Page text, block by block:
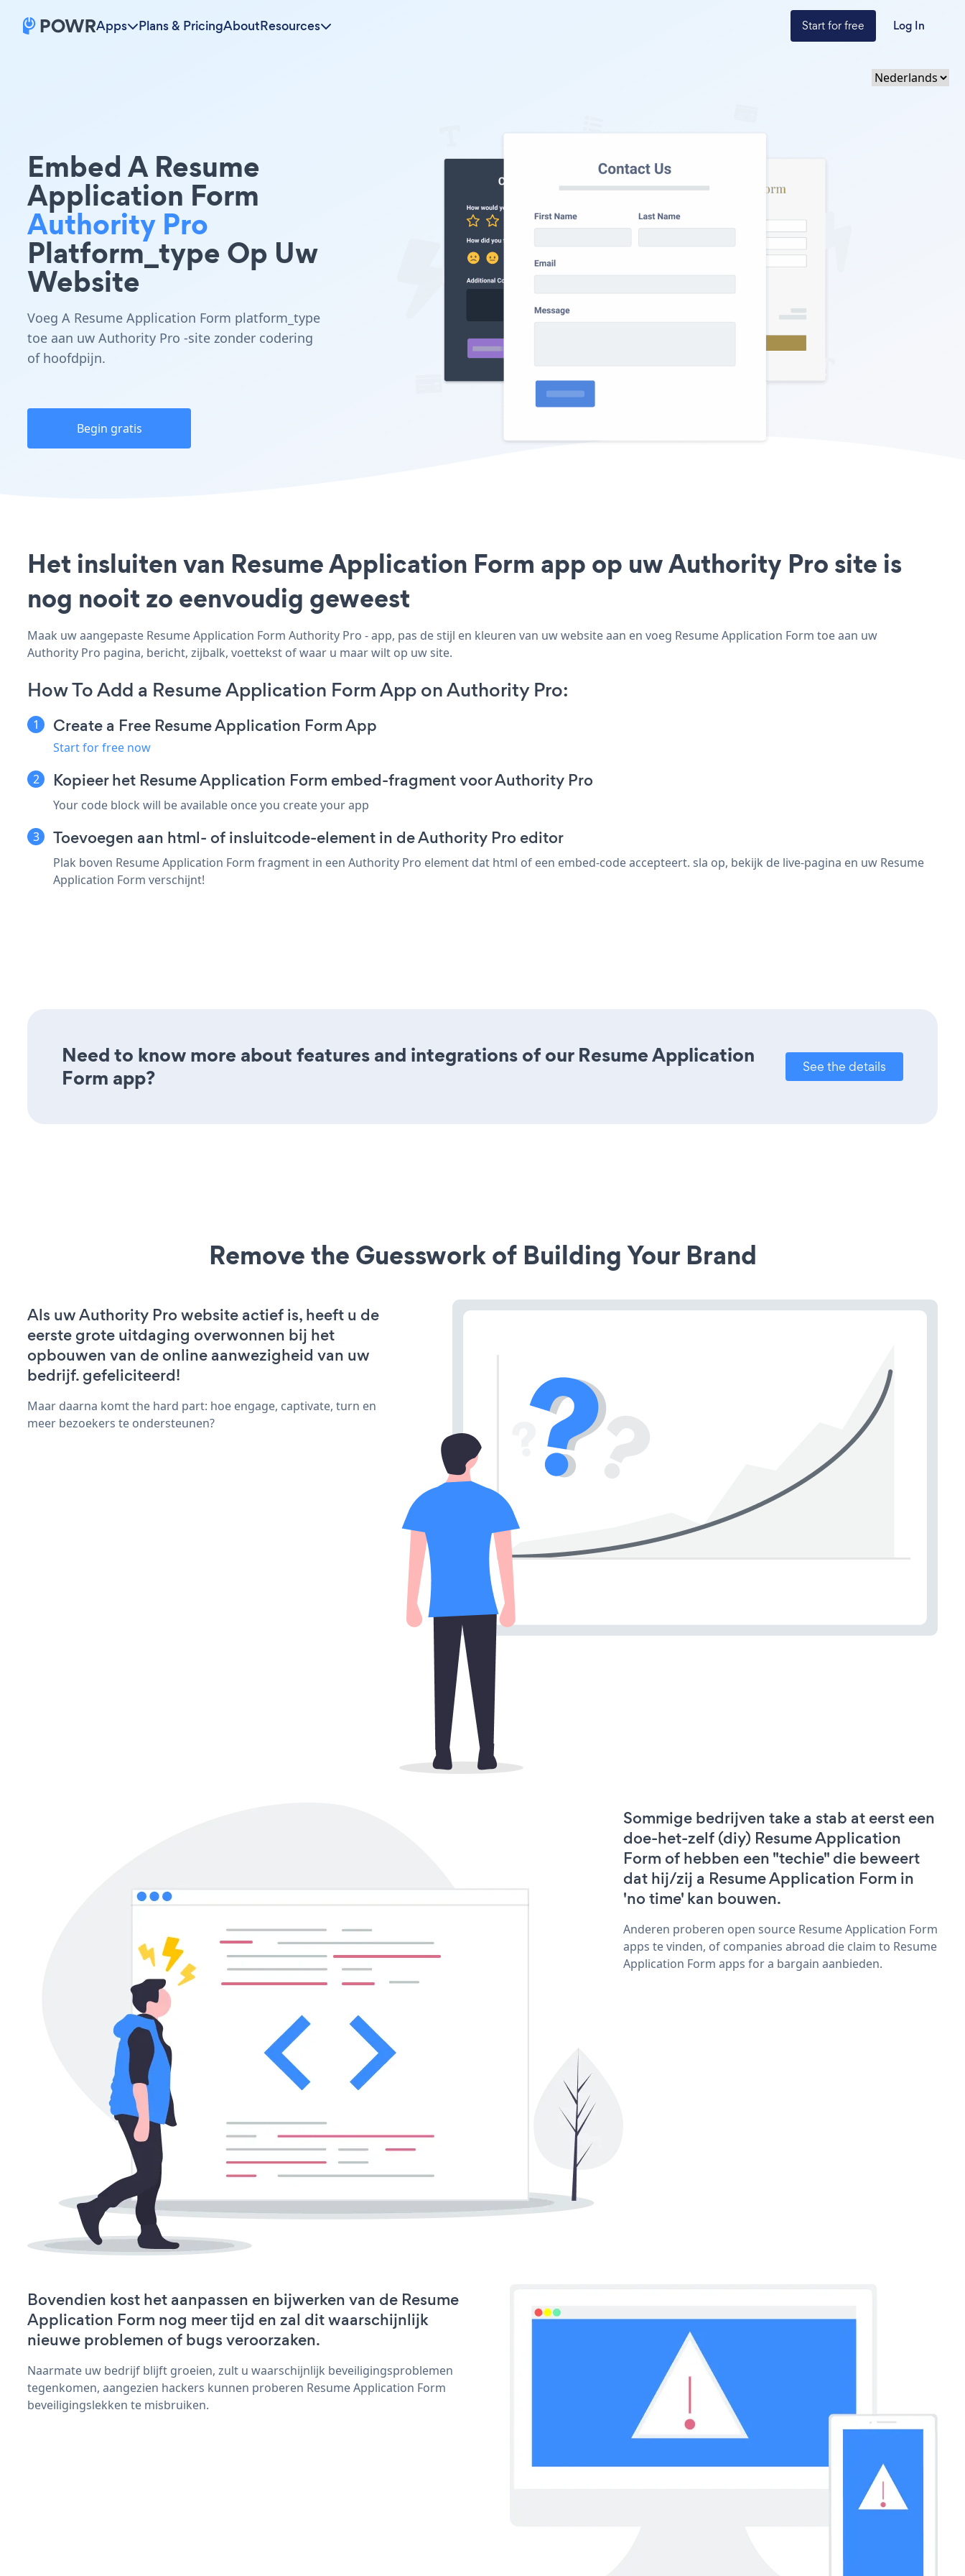
Apps Plans & PricingAboutResources Start for free Log In
Embed A Resume
Application Form
Authority Pro
Platform_type Op Uw
Website
Voeg A Resume Application Form platform_type
toe aan uw Authority Pro -site zonder codering
of hoofdpijn.
Begin gratis
Het insluiten van Resume Application Form app op uw Authority Pro site is
nog nooit zo eenvoudig geweest
Maak uw aangepaste Resume Application Form Authority Pro - app, pas de stijl en kleuren van uw website aan en voeg Resume Application Form toe aan uw
Authority Pro pagina, bericht, zijbalk, voettekst of waar u maar wilt op uw site.
How To Add a Resume Application Form App on Authority Pro:
Create a Free Resume Application Form App
Start for free now
Kopieer het Resume Application Form embed-fragment voor Authority Pro
Your code block will be available once you create your app
Toevoegen aan html- of insluitcode-element in de Authority Pro editor
Plak boven Resume Application Form fragment in een Authority Pro element dat html of een embed-code accepteert. sla op, bekijk de live-pagina en uw Resume
Application Form verschijnt!
Need to know more about features and integrations of our Resume Application
Form app?
See the details
Remove the Guesswork of Building Your Brand
Als uw Authority Pro website actief is, heeft u de
eerste grote uitdaging overwonnen bij het
opbouwen van de online aanwezigheid van uw
bedrijf. gefeliciteerd!
Maar daarna komt the hard part: hoe engage, captivate, turn en
meer bezoekers te ondersteunen?
Sommige bedrijven take a stab at eerst een
doe-het-zelf (diy) Resume Application
Form of hebben een "techie" die beweert
dat hij/zij a Resume Application Form in
'no time' kan bouwen.
Anderen proberen open source Resume Application Form
apps te vinden, of companies abroad die claim to Resume
Application Form apps for a bargain aanbieden.
Bovendien kost het aanpassen en bijwerken van de Resume
Application Form nog meer tijd en zal dit waarschijnlijk
nieuwe problemen of bugs veroorzaken.
Naarmate uw bedrijf blijft groeien, zult u waarschijnlijk beveiligingsproblemen
tegenkomen, aangezien hackers kunnen proberen Resume Application Form
beveiligingslekken te misbruiken.